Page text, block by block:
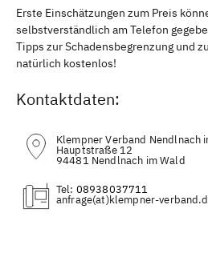
Erste Einschätzungen zum Preis
selbstverständlich am Telefon
Tipps zur Schadensbegrenzung und
natürlich kostenlos!
Kontaktdaten:
Klempner Verband Nendlnach
Hauptstraße 12
94481 Nendlnach im Wald
Tel: 08938037711
(at)